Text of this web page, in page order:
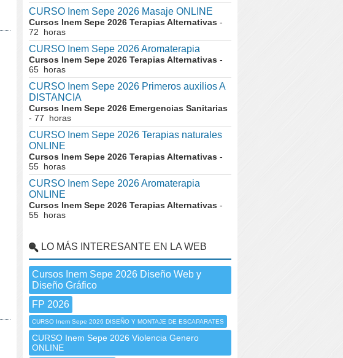
CURSO Inem Sepe 2026 Masaje ONLINE
Cursos Inem Sepe 2026 Terapias Alternativas -
72 horas
CURSO Inem Sepe 2026 Aromaterapia
Cursos Inem Sepe 2026 Terapias Alternativas -
65 horas
CURSO Inem Sepe 2026 Primeros auxilios A
DISTANCIA
Cursos Inem Sepe 2026 Emergencias Sanitarias
- 77 horas
CURSO Inem Sepe 2026 Terapias naturales
ONLINE
Cursos Inem Sepe 2026 Terapias Alternativas -
55 horas
CURSO Inem Sepe 2026 Aromaterapia
ONLINE
Cursos Inem Sepe 2026 Terapias Alternativas -
55 horas
LO MÁS INTERESANTE EN LA WEB
Cursos Inem Sepe 2026 Diseño Web y
Diseño Gráfico
FP 2026
CURSO Inem Sepe 2026 DISEÑO Y MONTAJE DE ESCAPARATES
CURSO Inem Sepe 2026 Violencia Genero
ONLINE